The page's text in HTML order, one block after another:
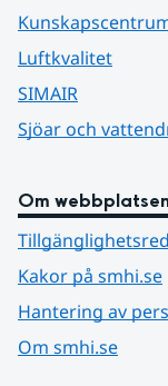
Luftkvalitet
SIMAIR
Sjöar och
Om
Kakor på smhi.se
Hantering av
Om smhi.se